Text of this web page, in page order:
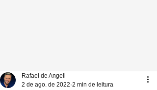
Rafael de Angeli
2 de ago. de 2022 2 min de leitura